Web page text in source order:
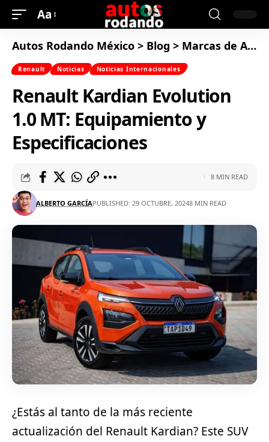
Aa
Autos Rodando México > Blog > Marcas de Autos
Renault Noticias Noticias Internacionales
Renault Kardian Evolution
1.0 MT: Equipamiento y
Especificaciones
ALBERTO GARCÍAPUBLISHED: 29 OCTUBRE, 20248 MIN READ
8 MIN READ
¿Estás al tanto de la más reciente
actualización del Renault Kardian? Este SUV